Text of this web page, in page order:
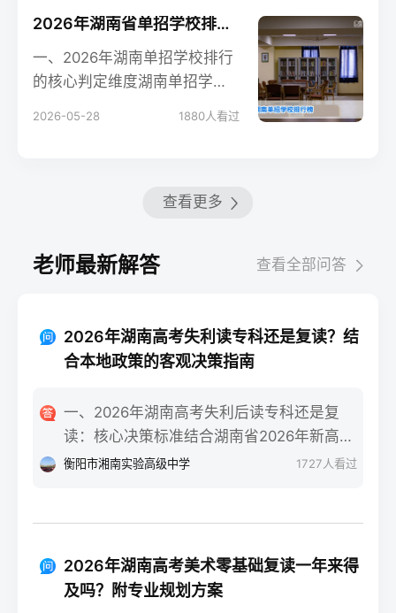
2026年湖南省单招学校排行榜及择校指南
一、2026年湖南单招学校排行
的核心判定维度湖南单招学校
2026-05-28 1880人看过
查看更多
老师最新解答 查看全部问答
2026年湖南高考失利读专科还是复读？结
合本地政策的客观决策指南
一、2026年湖南高考失利后读专科还是复
读：核心决策标准结合湖南省2026年新高考
政策与升学环境，核心决策标准为：若专科
选择读专科；若分数距本科线差距在30-80分
区间、有明确提分目标且心理状态稳定，优
先考虑复读。二、湖南考生读专科或复读的
衡阳市湘南实验高级中学 1727 人看过
2026年湖南高考美术零基础复读一年来得
及吗？附专业规划方案